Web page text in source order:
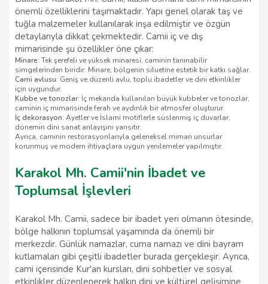
önemli özelliklerini taşımaktadır. Yapı genel olarak taş ve
tuğla malzemeler kullanılarak inşa edilmiştir ve özgün
detaylarıyla dikkat çekmektedir. Camii iç ve dış
mimarisinde şu özellikler öne çıkar:
Minare: Tek şerefeli ve yüksek minaresi, caminin tanınabilir
simgelerinden biridir. Minare, bölgenin siluetine estetik bir katkı sağlar.
Cami avlusu: Geniş ve düzenli avlu, toplu ibadetler ve dini etkinlikler
için uygundur.
Kubbe ve tonozlar: İç mekanda kullanılan büyük kubbeler ve tonozlar,
caminin iç mimarisinde ferah ve aydınlık bir atmosfer oluşturur.
İç dekorasyon: Ayetler ve İslami motiflerle süslenmiş iç duvarlar,
dönemin dini sanat anlayışını yansıtır.
Ayrıca, caminin restorasyonlarıyla geleneksel mimari unsurlar
korunmuş ve modern ihtiyaçlara uygun yenilemeler yapılmıştır.
Karakol Mh. Camii'nin İbadet ve
Toplumsal İşlevleri
Karakol Mh. Camii, sadece bir ibadet yeri olmanın ötesinde,
bölge halkının toplumsal yaşamında da önemli bir
merkezdir. Günlük namazlar, cuma namazı ve dini bayram
kutlamaları gibi çeşitli ibadetler burada gerçekleşir. Ayrıca,
cami içerisinde Kur'an kursları, dini sohbetler ve sosyal
etkinlikler düzenlenerek halkın dini ve kültürel gelişimine